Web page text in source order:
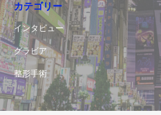
カテゴリー
インタビュー
グラビア
整形手術